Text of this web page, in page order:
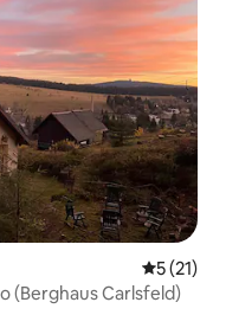
5 de uma
5 (21)
(Berghaus Carlsfeld)